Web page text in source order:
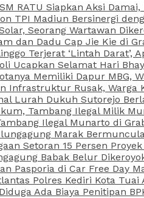
RATU Siapkan Aksi
TPI Madiun Bersinergi
Seorang Wartawan
dan Dadu Cap Jie Kie di
Terjerat ‘Lintah
Ucapkan Selamat Hari
Memiliki Dapur
Infrastruktur Rusak,
Lurah Dukuh Sutorejo
Tambang Ilegal Milik
Ilegal Munarto di
Marak
Setoran 15 Persen
Babak Belur
Pasporia di Car Free Day
Polres Kediri Kota
Diduga Ada Biaya Penitipan